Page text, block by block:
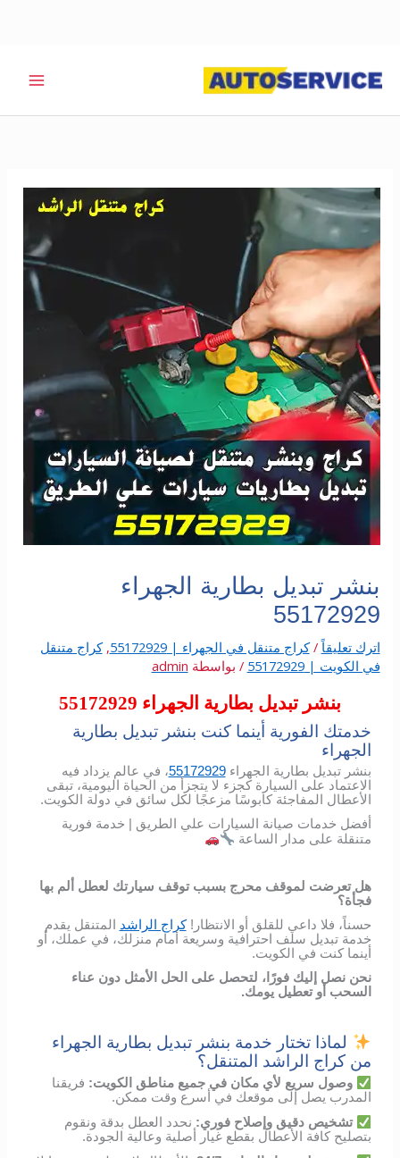
إلى
بنشر تبديل بطارية الجهراء
55172929
اترك تعليقاً /كراج متنقل في الجهراء | 55172929 ,كراج متنقل
في الكويت | 55172929
/ بواسطة admin
بنشر تبديل بطارية الجهراء 55172929
خدمتك الفورية أينما كنت بنشر تبديل بطارية
الجهراء
بنشر تبديل بطارية الجهراء55172929، في عالم يزداد فيه
الاعتماد على السيارة كجزء لا يتجزأ من الحياة اليومية، تبقى
الأعطال المفاجئة كابوسًا مزعجًا لكل سائق في دولة الكويت.
أفضل خدمات صيانة السيارات علي الطريق | خدمة فورية
متنقلة على مدار الساعة
هل تعرضت لموقف محرج بسبب توقف سيارتك لعطل ألم بها
فجأة؟
حسناً، فلا داعي للقلق أو الانتظار!كراج الراشد المتنقل يقدم
خدمة تبديل سلف احترافية وسريعة أمام منزلك، في عملك، أو
أينما كنت في الكويت.
نحن نصل إليك فورًا، لتحصل على الحل الأمثل دون عناء
السحب أو تعطيل يومك.
لماذا تختار خدمة بنشر تبديل بطارية الجهراء
من كراج الراشد المتنقل؟
وصول سريع لأي مكان في جميع مناطق الكويت: فريقنا
المدرب يصل إلى موقعك في أسرع وقت ممكن.
تشخيص دقيق وإصلاح فوري: نحدد العطل بدقة ونقوم
بتصليح كافة الأعطال بقطع غيار أصلية وعالية الجودة.